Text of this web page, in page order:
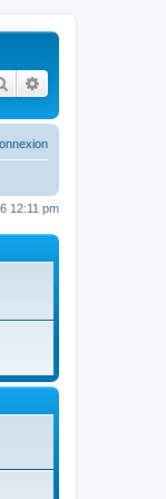
Rechercher
12:11 pm